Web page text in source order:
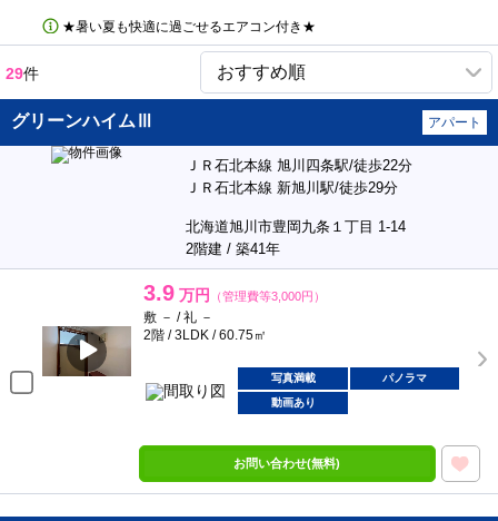
★暑い夏も快適に過ごせるエアコン付き★
29件
グリーンハイムⅢ アパート
ＪＲ石北本線 旭川四条駅/徒歩22分
ＪＲ石北本線 新旭川駅/徒歩29分
北海道旭川市豊岡九条１丁目 1-14
2階建 / 築41年
3.9 万円 （管理費等3,000円）
敷 － / 礼 －
2階 / 3LDK / 60.75㎡
写真満載
パノラマ
動画あり
お問い合わせ(無料)